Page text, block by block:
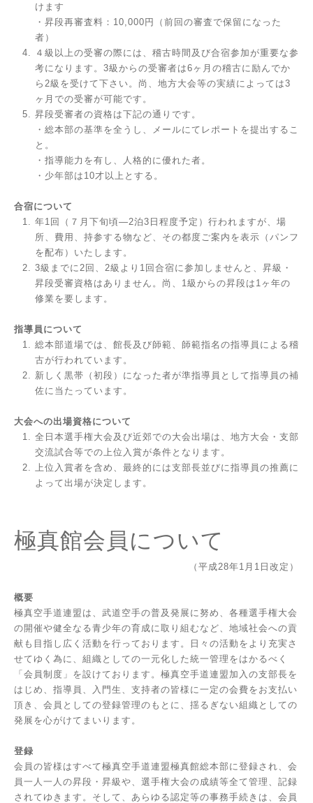
けます
・昇段再審査料：10,000円（前回の審査で保留になった
者）
４級以上の受審の際には、稽古時間及び合宿参加が重要な参
考になります。3級からの受審者は6ヶ月の稽古に励んでか
ら2級を受けて下さい。尚、地方大会等の実績によっては3
ヶ月での受審が可能です。
昇段受審者の資格は下記の通りです。
・総本部の基準を全うし、メールにてレポートを提出するこ
と。
・指導能力を有し、人格的に優れた者。
・少年部は10才以上とする。
合宿について
年1回（７月下旬頃―2泊3日程度予定）行われますが、場
所、費用、持参する物など、その都度ご案内を表示（パンフ
を配布）いたします。
3級までに2回、2級より1回合宿に参加しませんと、昇級・
昇段受審資格はありません。尚、1級からの昇段は1ヶ年の
修業を要します。
指導員について
総本部道場では、館長及び師範、師範指名の指導員による稽
古が行われています。
新しく黒帯（初段）になった者が準指導員として指導員の補
佐に当たっています。
大会への出場資格について
全日本選手権大会及び近郊での大会出場は、地方大会・支部
交流試合等での上位入賞が条件となります。
上位入賞者を含め、最終的には支部長並びに指導員の推薦に
よって出場が決定します。
極真館会員について
（平成28年1月1日改定）
概要
極真空手道連盟は、武道空手の普及発展に努め、各種選手権大会
の開催や健全なる青少年の育成に取り組むなど、地域社会への貢
献も目指し広く活動を行っております。日々の活動をより充実さ
せてゆく為に、組織としての一元化した統一管理をはかるべく
「会員制度」を設けております。極真空手道連盟加入の支部長を
はじめ、指導員、入門生、支持者の皆様に一定の会費をお支払い
頂き、会員としての登録管理のもとに、揺るぎない組織としての
発展を心がけてまいります。
登録
会員の皆様はすべて極真空手道連盟極真館総本部に登録され、会
員一人一人の昇段・昇級や、選手権大会の成績等全て管理、記録
されてゆきます。そして、あらゆる認定等の事務手続きは、会員